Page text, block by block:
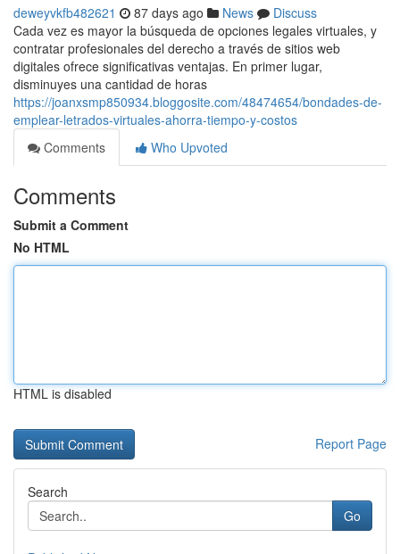
deweyvkfb482621 87 days ago News
Discuss
Cada vez es mayor la búsqueda de opciones legales virtuales, y
contratar profesionales del derecho a través de sitios web
digitales ofrece significativas ventajas. En primer lugar,
disminuyes una cantidad de horas
https://joanxsmp850934.bloggosite.com/48474654/bondades-de-
emplear-letrados-virtuales-ahorra-tiempo-y-costos
Comments
Who Upvoted
Comments
Submit a Comment
No HTML
HTML is disabled
Report Page
Search
Go